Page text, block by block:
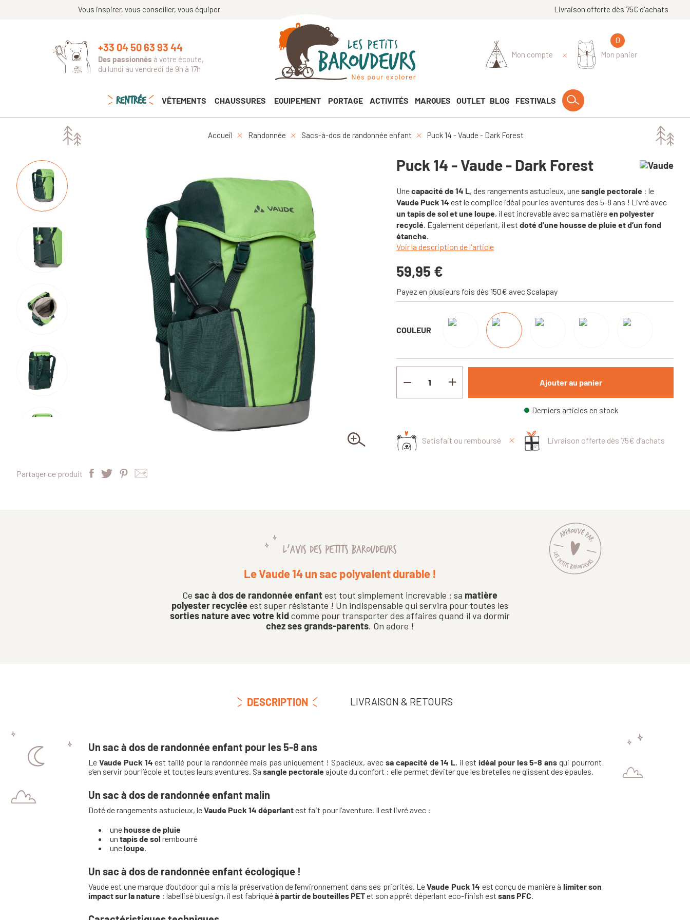
Vous inspirer, vous conseiller, vous équiper Livraison offerte dès 75€ d'achats
+33 04 50 63 93 44
Des passionnés à votre écoute,
du lundi au vendredi de 9h à 17h
Mon compte Mon panier
0
RENTRÉE VÊTEMENTS CHAUSSURES EQUIPEMENT PORTAGE ACTIVITÉS MARQUES OUTLET BLOG FESTIVALS
Accueil Randonnée Sacs-à-dos de randonnée enfant Puck 14 - Vaude - Dark Forest
Partager ce produit
Puck 14 - Vaude - Dark Forest
Unecapacité de 14 L, des rangements astucieux, unesangle pectorale : le
Vaude Puck 14 est le complice idéal pour les aventures des 5-8 ans ! Livré avec
un tapis de sol et une loupe, il est increvable avec sa matièreen polyester
recyclé. Également déperlant, il est doté d’une housse de pluie et d’un fond
étanche.
Voir la description de l'article
59,95 €
Payez en plusieurs fois dès 150€ avec Scalapay
COULEUR
Ajouter au panier
Derniers articles en stock
Satisfait ou remboursé Livraison offerte dès 75€ d’achats
L'AVIS DES PETITS BAROUDEURS
Le Vaude 14 un sac polyvalent durable !
Ce sac à dos de randonnée enfantest tout simplement increvable : sa matière
polyester recycléeest super résistante ! Un indispensable qui servira pour toutes les
sorties nature avec votre kidcomme pour transporter des affaires quand il va dormir
chez ses grands-parents. On adore !
DESCRIPTION LIVRAISON & RETOURS
Un sac à dos de randonnée enfant pour les 5-8 ans
Le Vaude Puck 14 est taillé pour la randonnée mais pas uniquement ! Spacieux, avec sa capacité de 14 L , il est idéal pour les 5-8 ans qui pourront
s’en servir pour l’école et toutes leurs aventures. Sa sangle pectorale ajoute du confort : elle permet d’éviter que les bretelles ne glissent des épaules.
Un sac à dos de randonnée enfant malin
Doté de rangements astucieux, leVaude Puck 14 déperlantest fait pour l’aventure. Il est livré avec :
unehousse de pluie
un tapis de sol rembourré
uneloupe
Un sac à dos de randonnée enfant écologique !
Vaude est une marque d’outdoor qui a mis la préservation de l’environnement dans ses priorités. LeVaude Puck 14 est conçu de manière à limiter son
impact sur la nature : labellisé bluesign, il est fabriquéà partir de bouteilles PETet son apprêt déperlant eco-finish est sans PFC